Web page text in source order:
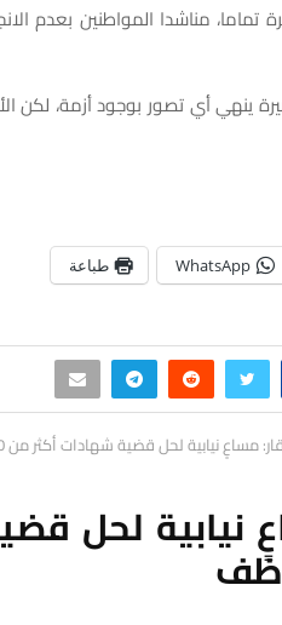
مناشدا المواطنين بعدم
ينهي أي تصور بوجود أزمة، لكن
WhatsApp طباعة
مساعٍ نيابية لحل قضية شهادات أكثر من 3000 موظف
نيابية لحل